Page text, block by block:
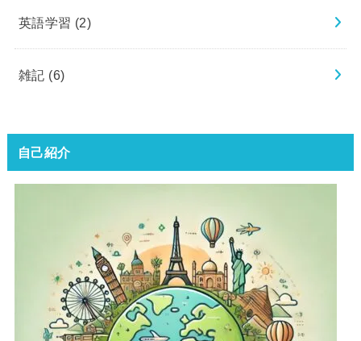
英語学習 (2)
雑記 (6)
自己紹介